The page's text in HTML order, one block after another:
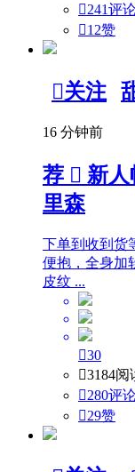
241评
12赞
关注
16 分钟前
荐  新人
里森
下单到收到货
便抱，全身加
皮纹 ...
30
3184阅
280评
29赞